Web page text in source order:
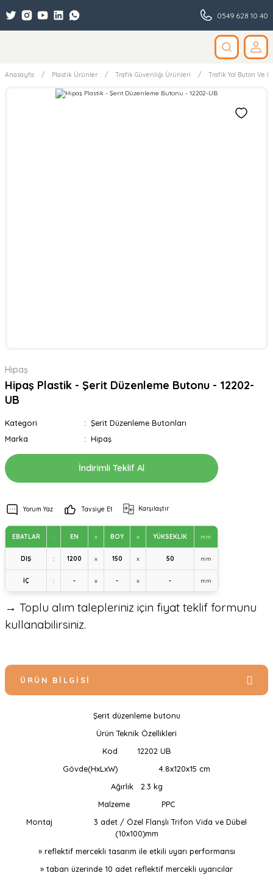
0549 628 10 40
Anasayfa Plastik Ürünler Trafik Güvenliği Ürünleri Trafik Yol Buton Ve
Hipaş
Hipaş Plastik - Şerit Düzenleme Butonu - 12202-
UB
Kategori
Şerit Düzenleme Butonları
Marka
Hipaş
İndirimli Teklif Al
Yorum Yaz Tavsiye Et Karşılaştır
EBATLAR : EN x BOY x YÜKSEKLİK mm
DIŞ : 1200 x 150 x 50 mm
İÇ : - x - x - mm
→ Toplu alım talepleriniz için fiyat teklif formunu
kullanabilirsiniz.
ÜRÜN BILGISI
Şerit düzenleme butonu
Ürün Teknik Özellikleri
Kod
12202 UB
Gövde(HxLxW)
4.8x120x15 cm
Ağırlık
2.3 kg
Malzeme
PPC
Montaj
3 adet / Özel Flanşlı Trifon Vida ve Dübel
(10x100)mm
» reflektif mercekli tasarım ile etkili uyarı performansı
» taban üzerinde 10 adet reflektif mercekli uyarıcılar